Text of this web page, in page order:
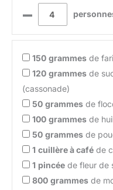
–
150 grammes de
120 grammes de
(cassonade)
50 grammes de
100 grammes de
50 grammes de
1 cuillère à café de
1 pincée de fleur de
800 grammes de